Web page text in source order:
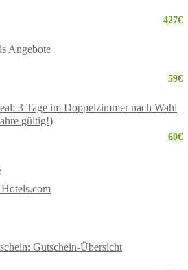
427€
Angebote
59€
3 Tage im Doppelzimmer nach Wahl
gültig!)
60€
Gutschein-Übersicht